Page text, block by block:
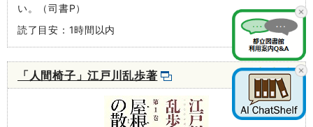
い。（司書P）
読了目安：1時間以内
「人間椅子」江戸川乱歩著